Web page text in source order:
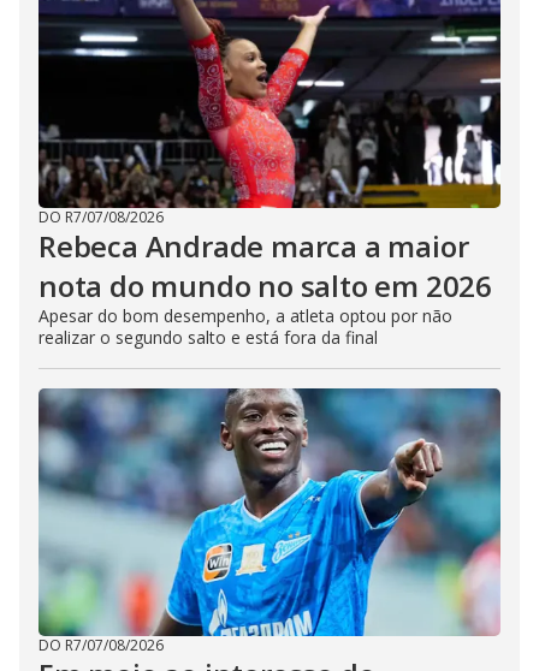
DO R7/07/08/2026
Rebeca Andrade marca a maior
nota do mundo no salto em 2026
Apesar do bom desempenho, a atleta optou por não
realizar o segundo salto e está fora da final
DO R7/07/08/2026